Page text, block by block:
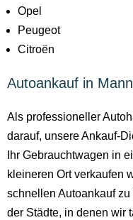
Opel
Peugeot
Citroën
Autoankauf in
Als professioneller
darauf, unsere Ankauf-
Ihr Gebrauchtwagen in
kleineren Ort verkaufen
schnellen Autoankauf
der Städte, in denen wir